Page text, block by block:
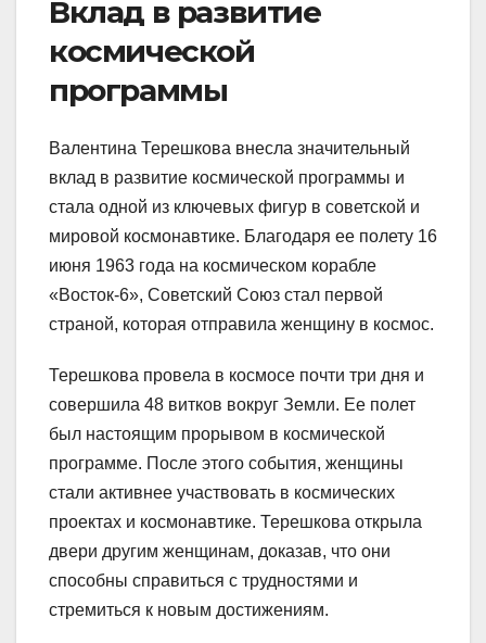
Вклад в развитие
космической
программы
Валентина Терешкова внесла значительный
вклад в развитие космической программы и
стала одной из ключевых фигур в советской и
мировой космонавтике. Благодаря ее полету 16
июня 1963 года на космическом корабле
«Восток-6», Советский Союз стал первой
страной, которая отправила женщину в космос.
Терешкова провела в космосе почти три дня и
совершила 48 витков вокруг Земли. Ее полет
был настоящим прорывом в космической
программе. После этого события, женщины
стали активнее участвовать в космических
проектах и космонавтике. Терешкова открыла
двери другим женщинам, доказав, что они
способны справиться с трудностями и
стремиться к новым достижениям.